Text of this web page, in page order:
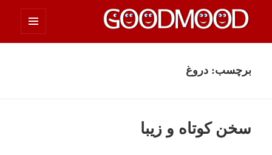
چیزای خووب مووب
برچسب:دروغ
سخن کوتاه و زیبا